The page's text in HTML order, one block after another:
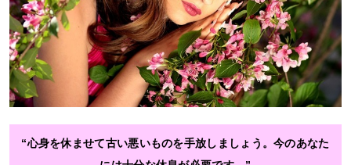
“心身を休ませて古い悪いものを手放しましょう。今のあなた